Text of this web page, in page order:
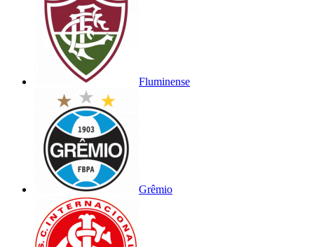
Fluminense
Grêmio